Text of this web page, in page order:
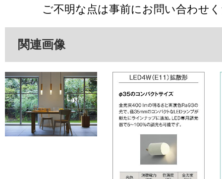
ご不明な点は事前にお問い合わせ
関連画像